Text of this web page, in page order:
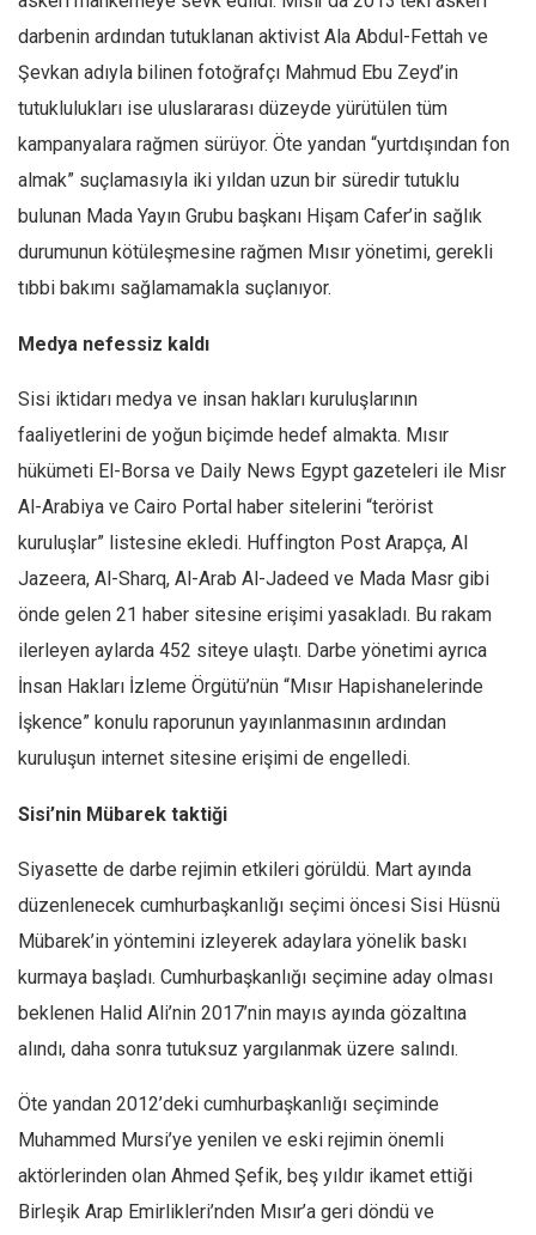
darbenin ardından tutuklanan aktivist Ala Abdul-Fettah ve
Şevkan adıyla bilinen fotoğrafçı Mahmud Ebu Zeyd’in
tutuklulukları ise uluslararası düzeyde yürütülen tüm
kampanyalara rağmen sürüyor. Öte yandan “yurtdışından fon
almak” suçlamasıyla iki yıldan uzun bir süredir tutuklu
bulunan Mada Yayın Grubu başkanı Hişam Cafer’in sağlık
durumunun kötüleşmesine rağmen Mısır yönetimi, gerekli
tıbbi bakımı sağlamamakla suçlanıyor.
Medya nefessiz kaldı
Sisi iktidarı medya ve insan hakları kuruluşlarının
faaliyetlerini de yoğun biçimde hedef almakta. Mısır
hükümeti El-Borsa ve Daily News Egypt gazeteleri ile Misr
Al-Arabiya ve Cairo Portal haber sitelerini “terörist
kuruluşlar” listesine ekledi. Huffington Post Arapça, Al
Jazeera, Al-Sharq, Al-Arab Al-Jadeed ve Mada Masr gibi
önde gelen 21 haber sitesine erişimi yasakladı. Bu rakam
ilerleyen aylarda 452 siteye ulaştı. Darbe yönetimi ayrıca
İnsan Hakları İzleme Örgütü’nün “Mısır Hapishanelerinde
İşkence” konulu raporunun yayınlanmasının ardından
kuruluşun internet sitesine erişimi de engelledi.
Sisi’nin Mübarek taktiği
Siyasette de darbe rejimin etkileri görüldü. Mart ayında
düzenlenecek cumhurbaşkanlığı seçimi öncesi Sisi Hüsnü
Mübarek’in yöntemini izleyerek adaylara yönelik baskı
kurmaya başladı. Cumhurbaşkanlığı seçimine aday olması
beklenen Halid Ali’nin 2017’nin mayıs ayında gözaltına
alındı, daha sonra tutuksuz yargılanmak üzere salındı.
Öte yandan 2012’deki cumhurbaşkanlığı seçiminde
Muhammed Mursi’ye yenilen ve eski rejimin önemli
aktörlerinden olan Ahmed Şefik, beş yıldır ikamet ettiği
Birleşik Arap Emirlikleri’nden Mısır’a geri döndü ve